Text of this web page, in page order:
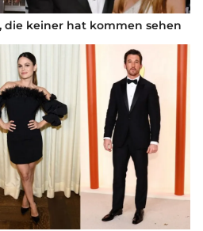
die keiner hat kommen sehen